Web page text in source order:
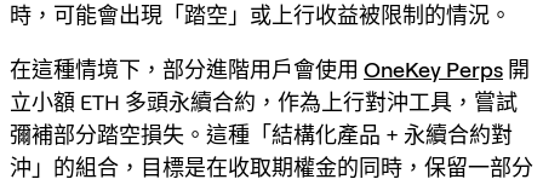
時，可能會出現「踏空」或上行收益被限制的情況。
在這種情境下，部分進階用戶會使用 OneKey Perps 開
立小額 ETH 多頭永續合約，作為上行對沖工具，嘗試
彌補部分踏空損失。這種「結構化產品 + 永續合約對
沖」的組合，目標是在收取期權金的同時，保留一部分